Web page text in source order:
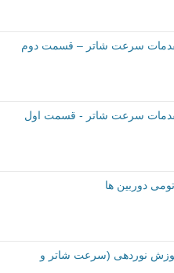
سرعت شاتر – قسمت دوم
سرعت شاتر - قسمت اول
دوربین ها
نوردهی (سرعت شاتر و